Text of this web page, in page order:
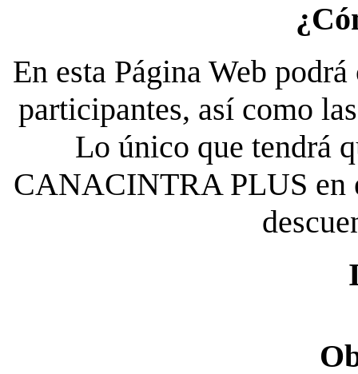
En esta Página Web
participantes, así como
Lo único que tendrá
CANACINTRA PLUS en